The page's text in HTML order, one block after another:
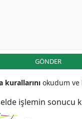
GÖNDER
kurallarını okudum
işlemin sonucu